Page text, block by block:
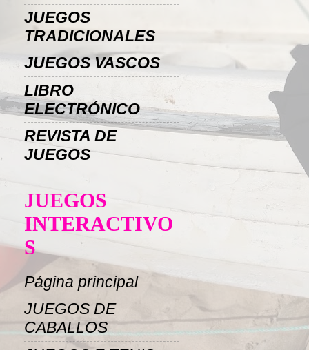
JUEGOS
TRADICIONALES
JUEGOS VASCOS
LIBRO
ELECTRÓNICO
REVISTA DE
JUEGOS
JUEGOS
INTERACTIVO
S
Página principal
JUEGOS DE
CABALLOS